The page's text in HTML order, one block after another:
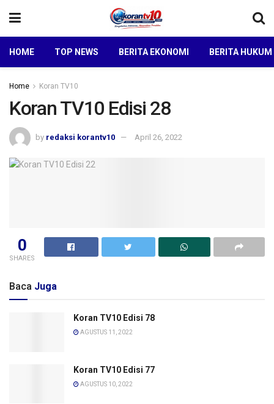
HOME TOP NEWS BERITA EKONOMI BERITA
Home Koran TV10
Koran TV10 Edisi 28
by redaksi korantv10 April 26, 2022
0
SHARES
Baca Juga
Koran TV10 Edisi 78
AGUSTUS 11, 2022
Koran TV10 Edisi 77
AGUSTUS 10, 2022